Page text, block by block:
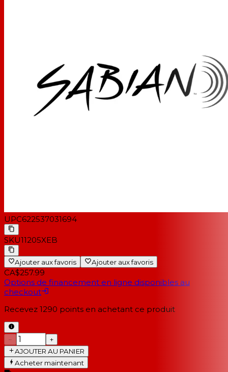
UPC622537031694
SKU11205XEB
Ajouter aux favoris Ajouter aux favoris
CA$257.99
Options de financement en ligne disponibles au
checkout
Recevez 1290 points en achetant ce produit
−
+
AJOUTER AU PANIER
Acheter maintenant